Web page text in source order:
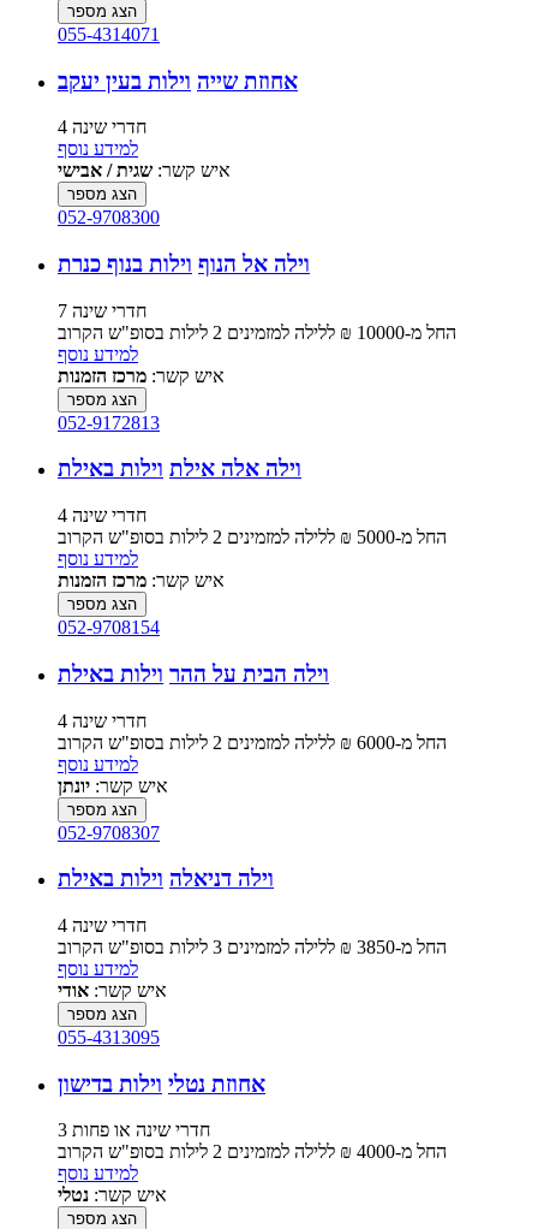
הצג מספר
055-4314071
אחוזת שייה וילות בעין יעקב
4 חדרי שינה
למידע נוסף
איש קשר: שגית / אבישי
הצג מספר
052-9708300
וילה אל הנוף וילות בנוף כנרת
7 חדרי שינה
החל מ-‏10000 ₪ ללילה למזמינים 2 לילות בסופ"ש הקרוב
למידע נוסף
איש קשר: מרכז הזמנות
הצג מספר
052-9172813
וילה אלה אילת וילות באילת
4 חדרי שינה
החל מ-‏5000 ₪ ללילה למזמינים 2 לילות בסופ"ש הקרוב
למידע נוסף
איש קשר: מרכז הזמנות
הצג מספר
052-9708154
וילה הבית על ההר וילות באילת
4 חדרי שינה
החל מ-‏6000 ₪ ללילה למזמינים 2 לילות בסופ"ש הקרוב
למידע נוסף
איש קשר: יונתן
הצג מספר
052-9708307
וילה דניאלה וילות באילת
4 חדרי שינה
החל מ-‏3850 ₪ ללילה למזמינים 3 לילות בסופ"ש הקרוב
למידע נוסף
איש קשר: אודי
הצג מספר
055-4313095
אחוזת נטלי וילות בדישון
3 חדרי שינה או פחות
החל מ-‏4000 ₪ ללילה למזמינים 2 לילות בסופ"ש הקרוב
למידע נוסף
איש קשר: נטלי
הצג מספר